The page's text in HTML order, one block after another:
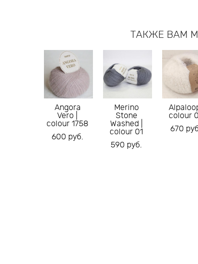
ТАКЖЕ ВАМ
Angora
Vero |
colour 1758
600 pуб.
Merino
Stone
Washed |
colour 01
590 pуб.
colour
670